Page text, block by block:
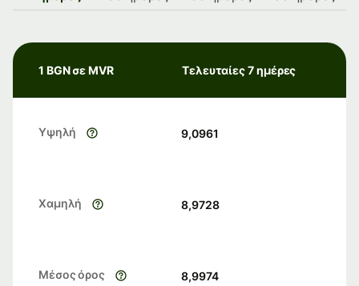
1 BGN σε MVR Τελευταίες 7 ημέρες
Υψηλή 9,0961
Χαμηλή 8,9728
Μέσος όρος 8,9974